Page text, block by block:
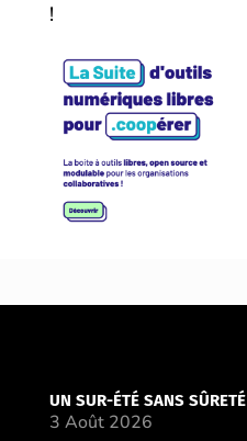
!
UN SUR-ÉTÉ SANS SÛRETÉ
3 Août 2026